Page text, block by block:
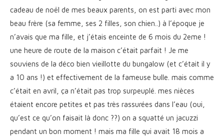
cadeau de noël de mes beaux parents, on est parti avec mon
beau frère (sa femme, ses 2 filles, son chien..) à l’époque je
n’avais que ma fille, et j’étais enceinte de 6 mois du 2eme !
une heure de route de la maison c’était parfait ! Je me
souviens de la déco bien vieillotte du bungalow (et c’était il y
a 10 ans !) et effectivement de la fameuse bulle. mais comme
c’était en avril, ça n’était pas trop surpeuplé. mes nièces
étaient encore petites et pas très rassurées dans l’eau (oui,
qu’est ce qu’on faisait là donc ??) on a squatté un jacuzzi
pendant un bon moment ! mais ma fille qui avait 18 mois a